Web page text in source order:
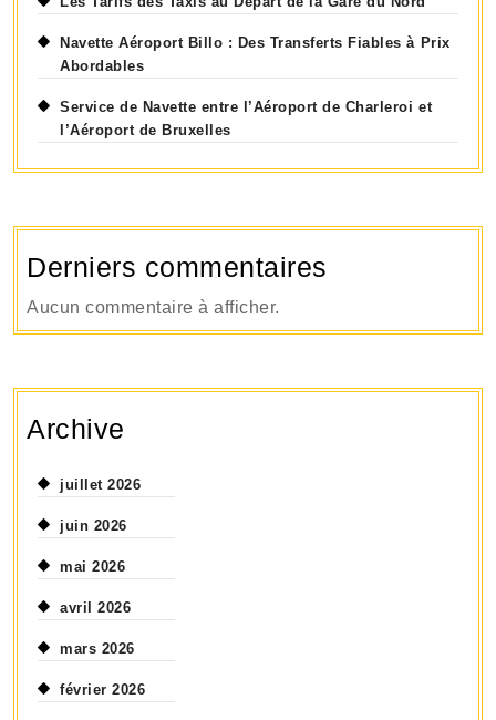
Navette Aéroport Billo : Des Transferts Fiables à Prix
Abordables
Service de Navette entre l’Aéroport de Charleroi et
l’Aéroport de Bruxelles
Derniers commentaires
Aucun commentaire à afficher.
Archive
juillet 2026
juin 2026
mai 2026
avril 2026
mars 2026
février 2026